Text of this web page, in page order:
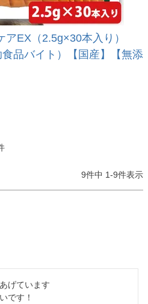
EX（2.5g×30本入り）
食品バイト）【国産】【無添
9件中 1-9件表示
げています
です！